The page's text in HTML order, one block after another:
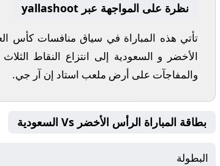
نظرة على المواجهة عبر yallashoot
تأتي هذه المباراة في سياق منافساتكأس العالم
الأخضر
و السعودية إلى انتزاع النقاط
والمفاجآت على أرض ملعب استاد إن آر جي.
بطاقة المباراة الرأس الأخضر Vs السعودية
البطولة